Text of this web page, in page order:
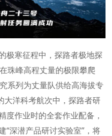
寒征程中，探路者极地探
珠峰高程丈量的极限攀爬
系列为丈量队供给高海拔专
大洋科考航次中，探路者研
度作业时的全套作业配备，
“深潜产品研讨实验室”，将